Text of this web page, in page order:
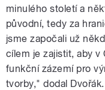
minulého století a
původní, tedy za
jsme započali už
cílem je zajistit, aby v
funkční zázemí pro
tvorby," dodal Dvořák.